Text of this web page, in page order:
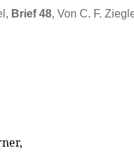
Brief 48, Von C. F.